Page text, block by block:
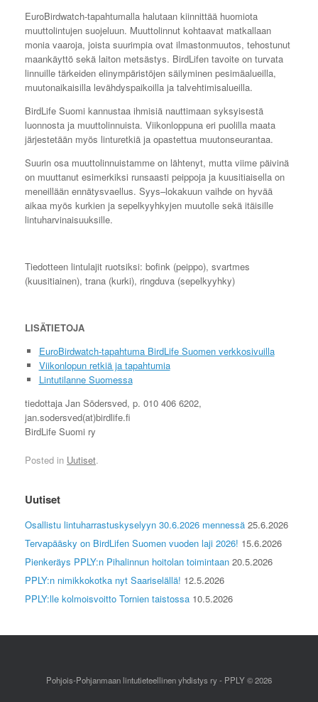
EuroBirdwatch-tapahtumalla halutaan kiinnittää huomiota
muuttolintujen suojeluun. Muuttolinnut kohtaavat matkallaan
monia vaaroja, joista suurimpia ovat ilmastonmuutos, tehostunut
maankäyttö sekä laiton metsästys. BirdLifen tavoite on turvata
linnuille tärkeiden elinympäristöjen säilyminen pesimäalueilla,
muutonaikaisilla levähdyspaikoilla ja talvehtimisalueilla.
BirdLife Suomi kannustaa ihmisiä nauttimaan syksyisestä
luonnosta ja muuttolinnuista. Viikonloppuna eri puolilla maata
järjestetään myös linturetkiä ja opastettua muutonseurantaa.
Suurin osa muuttolinnuistamme on lähtenyt, mutta viime päivinä
on muuttanut esimerkiksi runsaasti peippoja ja kuusitiaisella on
meneillään ennätysvaellus. Syys–lokakuun vaihde on hyvää
aikaa myös kurkien ja sepelkyyhkyjen muutolle sekä itäisille
lintuharvinaisuuksille.
Tiedotteen lintulajit ruotsiksi: bofink (peippo), svartmes
(kuusitiainen), trana (kurki), ringduva (sepelkyyhky)
LISÄTIETOJA
EuroBirdwatch-tapahtuma BirdLife Suomen verkkosivuilla
Viikonlopun retkiä ja tapahtumia
Lintutilanne Suomessa
tiedottaja Jan Södersved, p. 010 406 6202,
jan.sodersved(at)birdlife.fi
BirdLife Suomi ry
Posted in Uutiset.
Uutiset
Osallistu lintuharrastuskyselyyn 30.6.2026 mennessä 25.6.2026
Tervapääsky on BirdLifen Suomen vuoden laji 2026! 15.6.2026
Pienkeräys PPLY:n Pihalinnun hoitolan toimintaan 20.5.2026
PPLY:n nimikkokotka nyt Saariselällä! 12.5.2026
PPLY:lle kolmoisvoitto Tornien taistossa 10.5.2026
Pohjois-Pohjanmaan lintutieteellinen yhdistys ry - PPLY © 2026